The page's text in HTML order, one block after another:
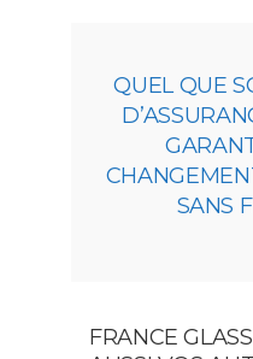
QUEL QUE
SANS
FRANCE